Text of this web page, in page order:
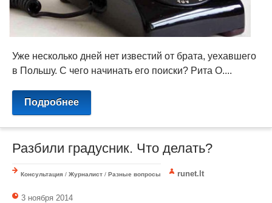
Уже несколько дней нет известий от брата, уехавшего
в Польшу. С чего начинать его поиски? Рита О....
Подробнее
Разбили градусник. Что делать?
Консультация / Журналист / Разные вопросы runet.lt
3 ноября 2014